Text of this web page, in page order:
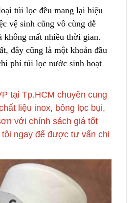
túi lọc đều mang lại hiệu
vệ sinh cũng vô cùng dễ
không mất nhiều thời gian.
đây cũng là một khoản đầu
phí túi lọc nước sinh hoạt
tại Tp.HCM chuyên cung
liệu inox, bông lọc bụi,
với chính sách giá tốt
tôi ngay để được tư vấn chi